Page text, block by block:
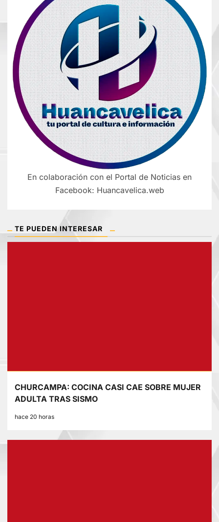
En colaboración con el Portal de Noticias en
Facebook: Huancavelica.web
TE PUEDEN INTERESAR
CHURCAMPA: COCINA CASI CAE SOBRE MUJER
ADULTA TRAS SISMO
hace 20 horas